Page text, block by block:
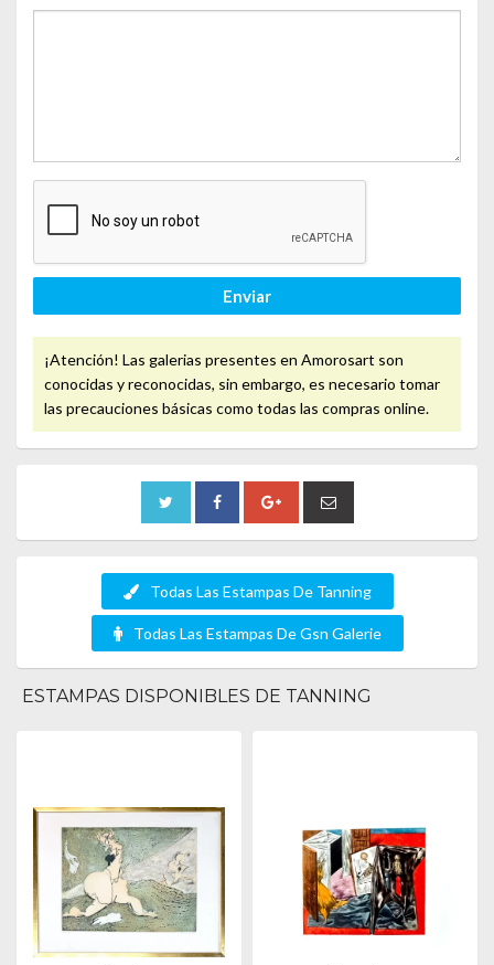
Enviar
¡Atención! Las galerias presentes en Amorosart son
conocidas y reconocidas, sin embargo, es necesario tomar
las precauciones básicas como todas las compras online.
Todas Las Estampas De Tanning
Todas Las Estampas De Gsn Galerie
ESTAMPAS DISPONIBLES DE TANNING